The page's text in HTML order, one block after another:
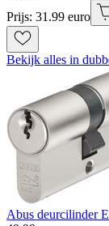
Prijs: 31.99 euro
Bekijk alles in
Abus deurcilinder